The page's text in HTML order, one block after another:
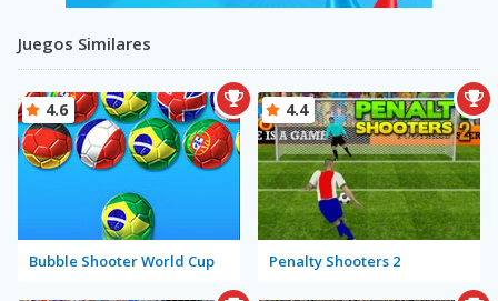
Juegos Similares
Bubble Shooter World Cup
4.6
Penalty Shooters 2
4.4